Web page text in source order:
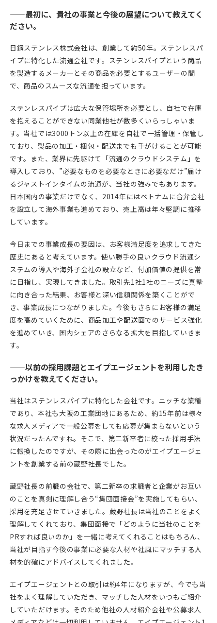
——最初に、貴社の事業と今後の展望について教えてく
ださい。
日鋼ステンレス株式会社は、創業して約50年。ステンレスパ
イプに特化した流通会社です。ステンレスパイプという商品
を製造するメーカーとその商品を必要とするユーザーの間
で、商品のスムーズな流通を担っています。
ステンレスパイプは広大な保管場所を必要とし、自社で在庫
を抱えることができない同業他社が数多くいらっしゃいま
す。当社では3000トン以上の在庫を自社で一括管理・保管し
ており、製品の加工・梱包・配送までも手がけることが可能
です。また、業界に先駆けて「流通のクラウドシステム」を
導入しており、”必要なものを必要なときに必要なだけ”届け
るジャストインタイムの流通が、当社の強みでもあります。
日本国内の事業だけでなく、2014年にはベトナムに合弁会社
を設立して海外事業も進めており、売上高は年々堅調に推移
しています。
今日までの事業成長の要因は、お客様満足度を追求してきた
歴史にあると考えています。使い勝手の良いクラウド流通シ
ステムの導入や海外子会社の設立など、付加価値の提供を常
に目指し、実現してきました。取引先1社1社のニーズに真摯
に向き合った結果、お客様と深い信頼関係を築くことがで
き、事業成長につながりました。今後もさらにお客様の満足
度を高めていくために、商品加工や配送面でのサービス強化
を進めていき、国内シェアのさらなる拡大を目指していきま
す。
——以前の採用課題とエイプエージェントを利用したき
っかけを教えてください。
当社はステンレスパイプに特化した会社です。ニッチな業種
であり、本社も大阪の工業団地にあるため、約15年前は様々
な求人メディアで一般公募をしても応募が集まらないという
状況だったんですね。そこで、第二新卒者に絞った採用手法
に転換したのですが、その際に出会ったのがエイプエージェ
ントを創業する前の蔵野社長でした。
蔵野社長の前職の会社で、第二新卒の求職者と企業がお互い
のことを真剣に理解し合う“集団面接会”を実施してもらい、
採用を充足させていきました。蔵野社長は当社のことをよく
理解してくれており、集団面接で「どのように当社のことを
PRすれば良いのか」を一緒に考えてくれることはもちろん、
当社が目指す今後の事業に必要な人材や社風にマッチする人
材を的確にアドバイスしてくれました。
エイプエージェントとの取引は約4年になりますが、今でも当
社をよく理解していただき、マッチした人材をいつもご紹介
していただけます。そのため他社の人材紹介会社や公募求人